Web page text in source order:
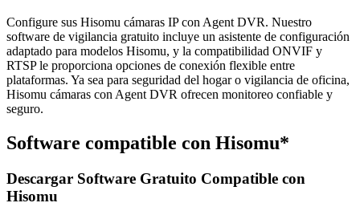
Configure sus Hisomu cámaras IP con Agent DVR. Nuestro
software de vigilancia gratuito incluye un asistente de configuración
adaptado para modelos Hisomu, y la compatibilidad ONVIF y
RTSP le proporciona opciones de conexión flexible entre
plataformas. Ya sea para seguridad del hogar o vigilancia de oficina,
Hisomu cámaras con Agent DVR ofrecen monitoreo confiable y
seguro.
Software compatible con Hisomu*
Descargar Software Gratuito Compatible con
Hisomu